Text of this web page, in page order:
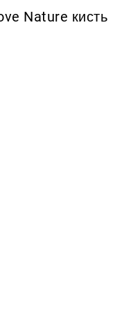
Nature кисть